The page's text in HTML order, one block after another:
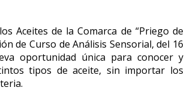
Aceites de la Comarca de “Priego de
de Curso de Análisis Sensorial, del 16
oportunidad única para conocer y
tipos de aceite, sin importar los